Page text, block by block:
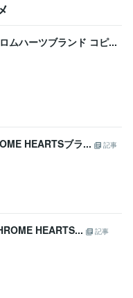
ハーツブランド コピ...
HEARTSブラ...
記事
HEARTS...
記事